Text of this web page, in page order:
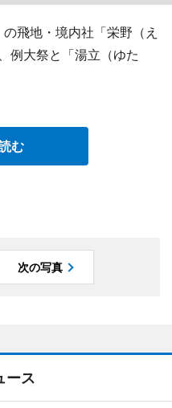
飛地・境内社「栄野（え
例大祭と「湯立（ゆた
む
次の写真
ース